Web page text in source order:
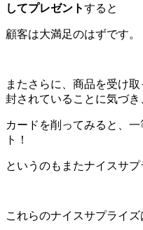
してプレゼントすると
顧客は大満足のはずです。
またさらに、商品を受け
封されていることに気づき
カードを削ってみると、
ト！
というのもまたナイスサプ
これらのナイスサプライ